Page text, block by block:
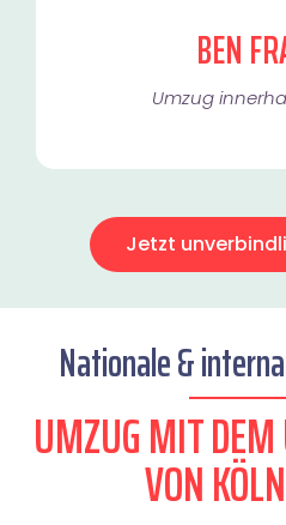
BEN
Umzug
Jetzt
Nationale &
UMZUG MIT
VON